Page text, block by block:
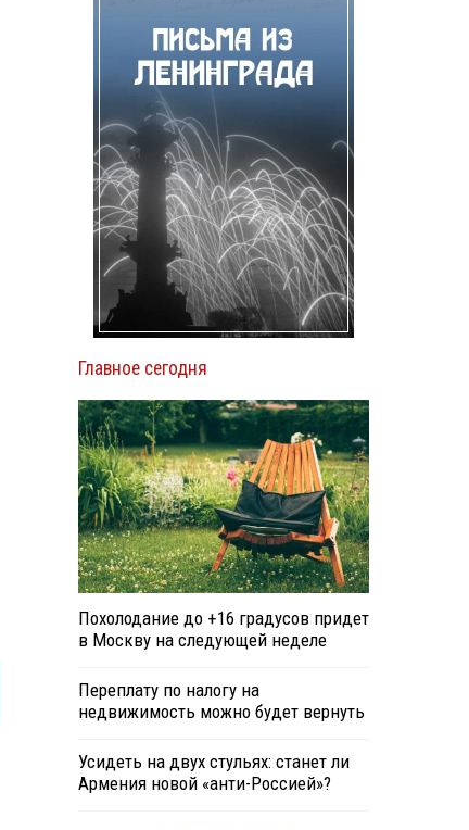
Главное сегодня
Похолодание до +16 градусов придет
в Москву на следующей неделе
Переплату по налогу на
недвижимость можно будет вернуть
Усидеть на двух стульях: станет ли
Армения новой «анти-Россией»?